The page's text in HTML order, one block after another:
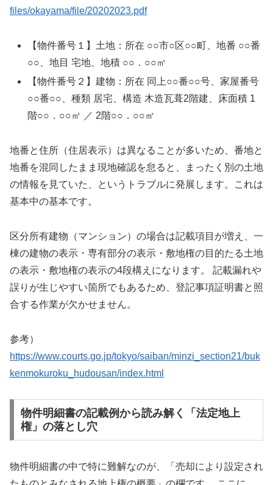
files/okayama/file/20202023.pdf
【物件番号１】土地：所在 ○○市○区○○町、地番 ○○番
○○、地目 宅地、地積 ○○．○○㎡
【物件番号２】建物：所在 同上○○番○○号、家屋番号
○○番○○、種類 居宅、構造 木造瓦葺2階建、床面積 1
階○○．○○㎡ ／ 2階○○．○○㎡
地番と住所（住居表示）は異なることが多いため、番地と
地番を混同したまま現地確認を怠ると、まったく別の土地
の情報を見ていた、というトラブルに発展します。これは
基本中の基本です。
区分所有建物（マンション）の場合は記載項目が増え、一
棟の建物の表示・専有部分の表示・敷地権の目的たる土地
の表示・敷地権の表示の4段構えになります。 記載漏れや
誤りが生じやすい箇所でもあるため、登記事項証明書と照
合する作業が欠かせません。
参考）
https://www.courts.go.jp/tokyo/saiban/minzi_section21/buk
kenmokuroku_hudousan/index.html
物件明細書の記載例から読み解く「法定地上
権」の落とし穴
物件明細書の中で特に難解なのが、「売却により設定され